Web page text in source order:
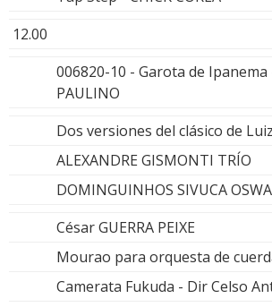
12.00
006820-10 - Garota de Ipanema
PAULINO
Dos versiones del clásico de
ALEXANDRE GISMONTI TRÍO
DOMINGUINHOS SIVUCA
César GUERRA PEIXE
Mourao para orquesta de
Camerata Fukuda - Dir Celso